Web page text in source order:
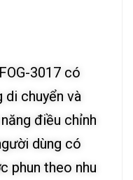
3017 có
di chuyển và
điều chỉnh
dùng có
phun theo nhu